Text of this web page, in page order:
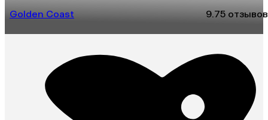
Golden Coast
9.75 отзывов